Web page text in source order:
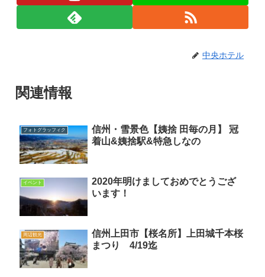
中央ホテル
関連情報
フォトグラッフィク
信州・雪景色【姨捨 田毎の月】 冠
着山&姨捨駅&特急しなの
イベント
2020年明けましておめでとうござ
います！
周辺観光
信州上田市【桜名所】上田城千本桜
まつり 4/19迄